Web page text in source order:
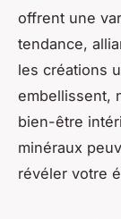
offrent une
tendance,
les créations
embellissent,
bien-être
minéraux
révéler votre